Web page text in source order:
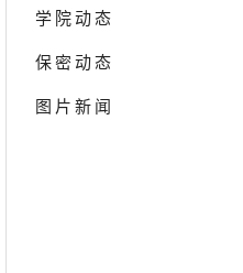
学院动态
保密动态
图片新闻